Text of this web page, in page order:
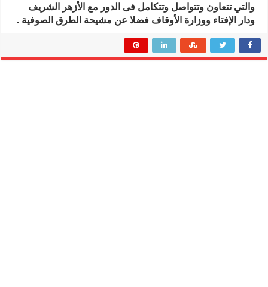
والتي تتعاون وتتواصل وتتكامل فى الدور مع الأزهر الشريف
ودار الإفتاء ووزارة الأوقاف فضلا عن مشيحة الطرق الصوفية .